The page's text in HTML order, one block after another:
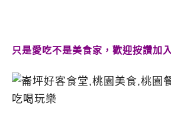
只是愛吃不是美食家，歡迎按讚加